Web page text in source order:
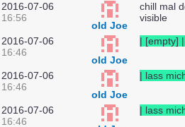
2016-07-06
16:56
old Joe
chill mal
visible
2016-07-06
16:46
old Joe
| [empty]
2016-07-06
16:46
old Joe
| lass
2016-07-06
16:46
| lass